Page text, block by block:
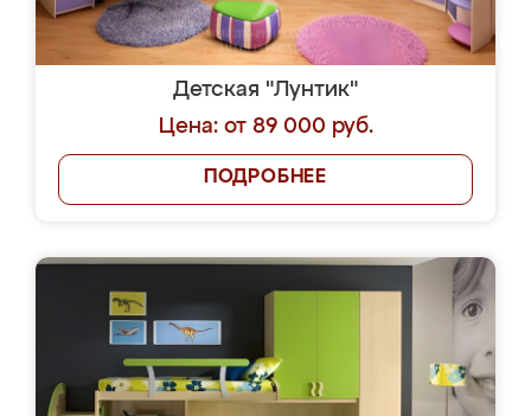
Детская "Лунтик"
Цена: от 89 000 руб.
ПОДРОБНЕЕ